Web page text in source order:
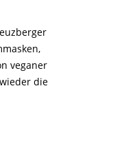
veganer
die